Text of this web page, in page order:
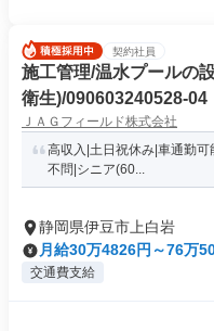
契約社員
施工管理/温水プールの
衛生)/090603240528-04
ＪＡＧフィールド株式会社
高収入|土日祝休み|車通勤
不問|シニア(60...
静岡県伊豆市上白岩
月給30万4826円～76万
交通費支給